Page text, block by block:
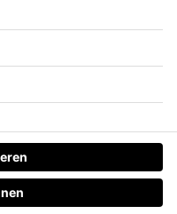
Schöneberger und